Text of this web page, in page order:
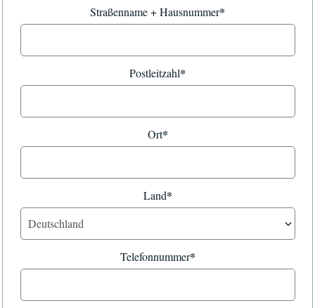
Straßenname + Hausnummer*
Postleitzahl*
Ort*
Land*
Telefonnummer*